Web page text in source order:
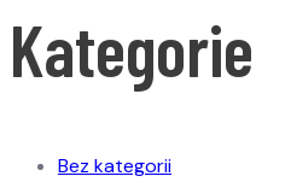
Kategorie
Bez kategorii